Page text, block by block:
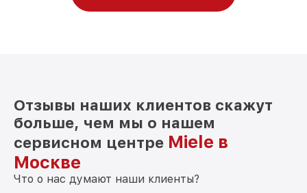
Отзывы наших клиентов скажут
больше, чем мы о нашем
сервисном центре Miele в
Москве
Что о нас думают наши клиенты?